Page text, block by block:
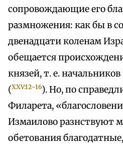
сопровождающие его
размножения: как бы в
двенадцати коленам
обещается
князей, т. е.
(XXV:12–16). Но, по
Филарета,
Измаилово разнствуют
обетования